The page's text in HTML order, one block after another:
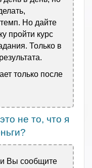
Но дайте
пройти курс
Только в
только после
не то, что я
Вы сообщите